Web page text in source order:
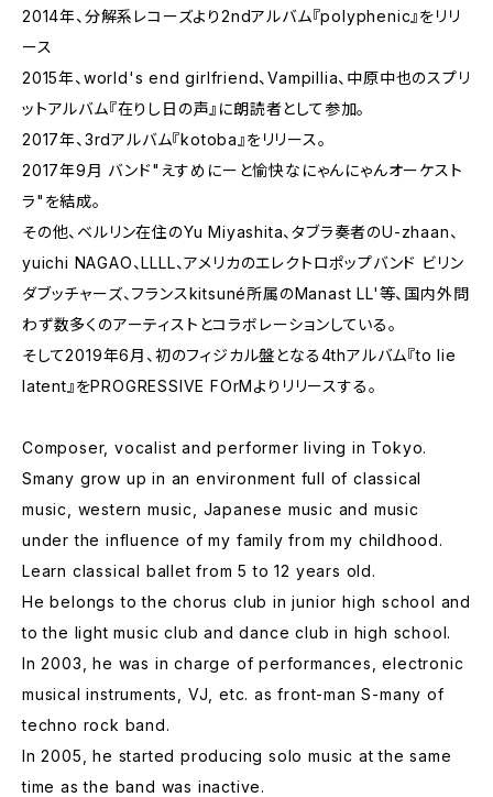
2014年、分解系レコーズより2ndアルバム『polyphenic』をリリ
ース
2015年、world's end girlfriend、‪Vampillia‬、中原中也のスプリ
ットアルバム『在りし日の声』に朗読者として参加。
2017年、3rdアルバム『kotoba』をリリース。
2017年9月 バンド"えすめにーと愉快なにゃんにゃんオーケスト
ラ"を結成。
その他、ベルリン在住のYu Miyashita、タブラ奏者の‪U-zhaan‬、
yuichi NAGAO、LLLL、アメリカのエレクトロポップバンド ビリン
ダブッチャーズ、フランスkitsuné所属のManast LL'等、国内外問
わず数多くのアーティストとコラボレーションしている。
そして2019年6月、初のフィジカル盤となる4thアルバム『to lie
latent』をPROGRESSIVE FOrMよりリリースする。
Composer, vocalist and performer living in Tokyo.
Smany grow up in an environment full of classical
music, western music, Japanese music and music
under the influence of my family from my childhood.
Learn classical ballet from 5 to 12 years old.
He belongs to the chorus club in junior high school and
to the light music club and dance club in high school.
In 2003, he was in charge of performances, electronic
musical instruments, VJ, etc. as front-man S-many of
techno rock band.
In 2005, he started producing solo music at the same
time as the band was inactive.